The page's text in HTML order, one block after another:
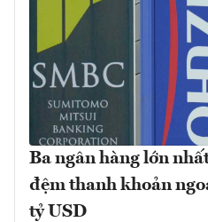
Ba ngân hàng lớn
đệm thanh khoản
tỷ USD